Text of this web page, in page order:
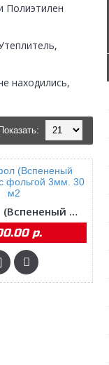
Полиэтилен
находились,
Показать:
Теплофол (Вспененый полителен) с фольгой 3мм. 30 м2
р.